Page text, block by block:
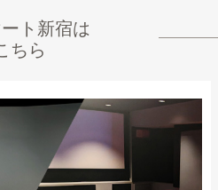
ト新宿は
ちら